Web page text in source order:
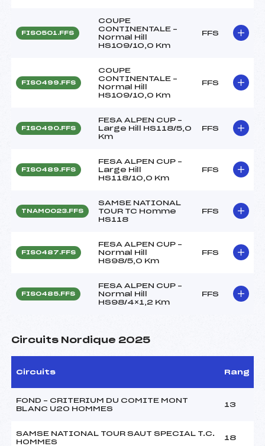
FIS0501.FFS
COUPE
CONTINENTALE –
Normal Hill
HS109/10,0 Km
FFS
FIS0499.FFS
COUPE
CONTINENTALE –
Normal Hill
HS109/10,0 Km
FFS
FIS0490.FFS
FESA ALPEN CUP –
Large Hill HS118/5,0
Km
FFS
FIS0489.FFS
FESA ALPEN CUP –
Large Hill
HS118/10,0 Km
FFS
TNAM0023.FFS
SAMSE NATIONAL
TOUR TC Homme
HS118
FFS
FIS0487.FFS
FESA ALPEN CUP –
Normal Hill
HS98/5,0 Km
FFS
FIS0485.FFS
FESA ALPEN CUP –
Normal Hill
HS98/4×1,2 Km
FFS
Circuits Nordique 2025
Circuits Rang
FOND – CRITERIUM DU COMITE MONT
BLANC U20 HOMMES
13
SAMSE NATIONAL TOUR SAUT SPECIAL T.C.
HOMMES
18